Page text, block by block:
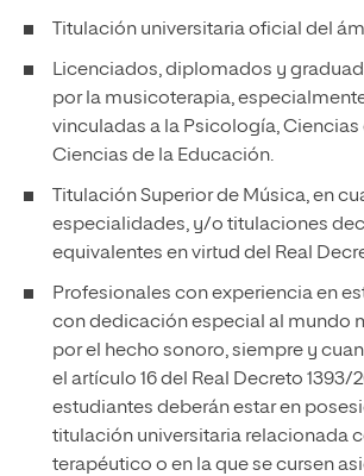
Titulación universitaria oficial del
Licenciados, diplomados y
por la musicoterapia,
vinculadas a la Psicología, Ciencias
Ciencias de la Educación.
Titulación Superior de Música, en
especialidades, y/o titulaciones
equivalentes en virtud del Real
Profesionales con experiencia en
con dedicación especial al mundo
por el hecho sonoro, siempre y
el artículo 16 del Real Decreto 1393/
estudiantes deberán estar en
titulación universitaria relacionada
terapéutico o en la que se cursen